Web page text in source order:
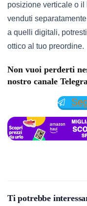
posizione verticale o
venduti
a quelli digitali,
ottico al tuo preordine.
Non vuoi perderti
nostro canale
Ti potrebbe